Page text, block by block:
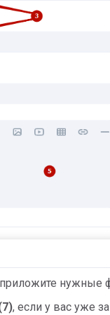
нужные
, если у вас уже